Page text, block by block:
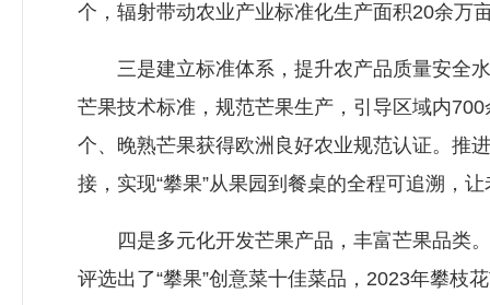
个，辐射带动农业产业标准化生产面积20余万
三是建立标准体系，提升农产品质量安全水
芒果技术标准，规范芒果生产，引导区域内
个、晚熟芒果获得欧洲良好农业规范认证。推
接，实现“攀果”从果园到餐桌的全程可追溯，
四是多元化开发芒果产品，丰富芒果品类。
评选出了“攀果”创意菜十佳菜品，2023年攀枝